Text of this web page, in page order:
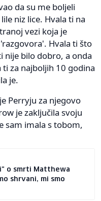
da su me boljeli
niz lice. Hvala ti na
vezi koja je
Hvala ti što
nije bilo dobro, a onda
za najboljih 10 godina
je.
Perryju za njegovo
je zaključila svoju
sam imala s tobom,
o smrti Matthewa
shrvani, mi smo